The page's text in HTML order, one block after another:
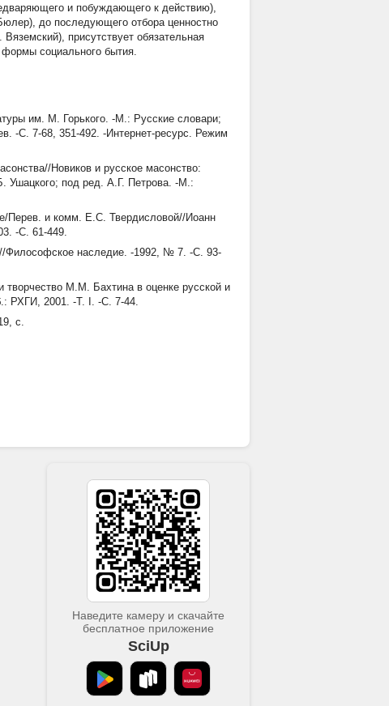
и побуждающего к действию),
до последующего отбора ценностно
присутствует обязательная
социального бытия.
им. М. Горького. -М.: Русские словари;
-С. 7-68, 351-492. -Интернет-ресурс. Режим
Новиков и русское масонство:
Ушацкого; под ред. А.Г. Петрова. -М.:
Перев. и комм. Е.С. Твердисловой//Иоанн
-С. 61-449.
Философское наследие. -1992, № 7. -С. 93-
М.М. Бахтина в оценке русской и
РХГИ, 2001. -Т. I. -С. 7-44.
с.
Наведите камеру и скачайте
бесплатное приложение
SciUp